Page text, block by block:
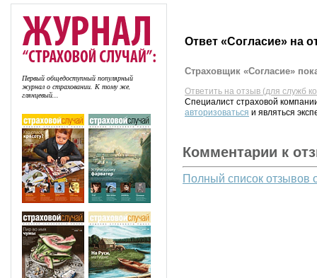
Первый общедоступный популярный
журнал о страховании. К тому же,
глянцевый...
Ответ «Согласие» на
Страховщик «Согласие»
Ответить на отзыв (для служб
Специалист страховой
авторизоваться и являться
Комментарии к
Полный список отзывов